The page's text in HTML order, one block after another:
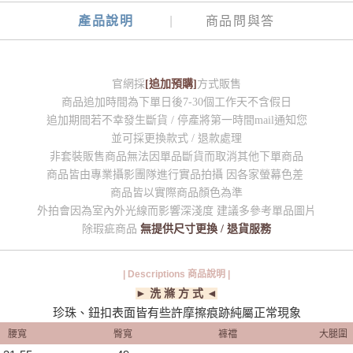
產品說明 商品問與答
官網採 [追加預購] 方式販售
商品追加時間為下單日後7-30個工作天不含假日
追加期間若不幸發生斷貨 / 停產將第一時間mail通知您
並可採更換款式 / 退款處理
非套裝販售商品無法因單品斷貨而取消其他下單商品
商品皆由專業攝影團隊進行實品拍攝 因各家螢幕色差
商品皆以實際商品顏色為準
外拍會因為室內外光線而影響深淺度 建議多參考單品圖片
除瑕疵商品 無提供尺寸更換 / 退貨服務
| Descriptions 商品說明 |
► 洗 滌 方 式 ◄
珍珠、鈕扣表面皆有些許摩擦痕跡純屬正常現象
腰寬 臀寬 褲襠 大腿圍